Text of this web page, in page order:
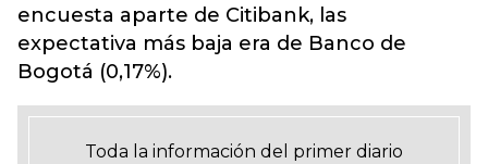
encuesta aparte de Citibank, las
expectativa más baja era de Banco de
Bogotá (0,17%).
Toda la información del primer diario